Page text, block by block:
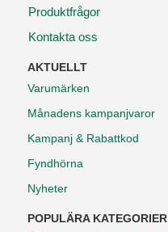
Produktfrågor
Kontakta oss
AKTUELLT
Varumärken
Månadens kampanjvaror
Kampanj & Rabattkod
Fyndhörna
Nyheter
POPULÄRA KATEGORIER